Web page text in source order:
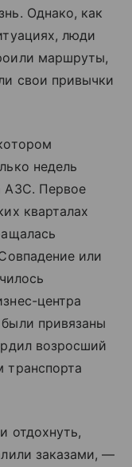
Однако, как
люди
маршруты,
свои привычки
недель
АЗС. Первое
кварталах
или
центра
привязаны
возросший
транспорта
отдохнуть,
заказами, —